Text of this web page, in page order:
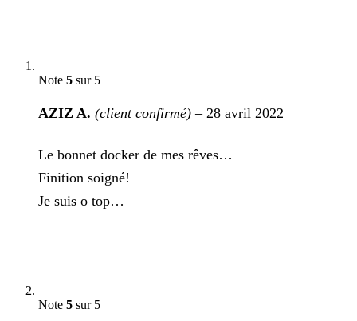
Note 5 sur 5
AZIZ A. (client confirmé) – 28 avril 2022
Le bonnet docker de mes rêves…
Finition soigné!
Je suis o top…
Note 5 sur 5